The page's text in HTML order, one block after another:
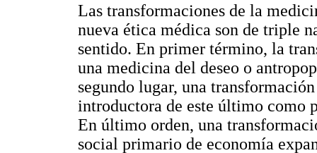
Las transformaciones de la
nueva ética médica son de triple
sentido. En primer término, la
una medicina del deseo o
segundo lugar, una
introductora de este último como
En último orden, una
social primario de economía